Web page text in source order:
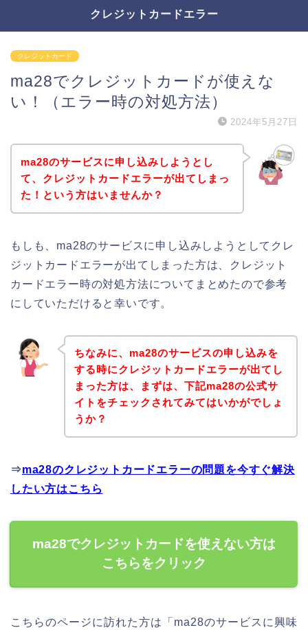
クレジットカードエラー
クレジットカード
ma28でクレジットカードが使えな
い！（エラー時の対処方法）
2024年5月27日
ma28のサービスに申し込みしようとし
て、クレジットカードエラーが出てしまっ
た！という方はいませんか？
もしも、ma28のサービスに申し込みしようとしてクレ
ジットカードエラーが出てしまった方は、クレジット
カードエラー時の対処方法についてまとめたので参考
にしていただけると幸いです。
ちなみに、ma28のサービスの申し込みを
する時にクレジットカードエラーが出てし
まった方は、まずは、下記ma28の公式サ
イトをチェックされてみてはいかがでしょ
うか？
⇒ma28のクレジットカードエラーの問題を今すぐ解決
したい方はこちら
ma28でクレジットカードを使えない方は
こちらをクリック
こちらのページに訪れた方は「ma28のサービスに興味